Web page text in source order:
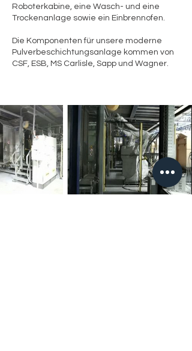
Roboterkabine, eine Wasch- und eine
Trockenanlage sowie ein Einbrennofen.
Die Komponenten für unsere moderne
Pulverbeschichtungsanlage kommen von
CSF, ESB, MS Carlisle, Sapp und Wagner.